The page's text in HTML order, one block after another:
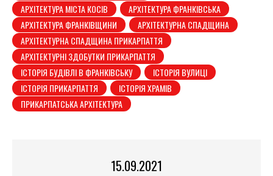
АРХІТЕКТУРА МІСТА КОСІВ
АРХІТЕКТУРА ФРАНКІВСЬКА
АРХІТЕКТУРА ФРАНКІВЩИНИ
АРХІТЕКТУРНА СПАДЩИНА
АРХІТЕКТУРНА СПАДЩИНА ПРИКАРПАТТЯ
АРХІТЕКТУРНІ ЗДОБУТКИ ПРИКАРПАТТЯ
ІСТОРІЯ БУДІВЛІ В ФРАНКІВСЬКУ
ІСТОРІЯ ВУЛИЦІ
ІСТОРІЯ ПРИКАРПАТТЯ
ІСТОРІЯ ХРАМІВ
ПРИКАРПАТСЬКА АРХІТЕКТУРА
15.09.2021